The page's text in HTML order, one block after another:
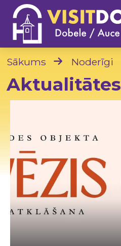
Sākums Noderīgi
Aktualitātes